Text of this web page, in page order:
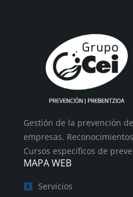
Gestión de la prevención
empresas.
Cursos específicos de
MAPA WEB
Servicios